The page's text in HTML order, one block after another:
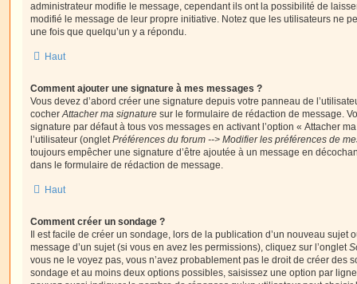
administrateur modifie le message, cependant ils ont la possibilité de
modifié le message de leur propre initiative. Notez que les utilisateurs ne
une fois que quelqu’un y a répondu.
Haut
Comment ajouter une signature à mes messages ?
Vous devez d’abord créer une signature depuis votre panneau de
cocherAttacher ma signature sur le formulaire de rédaction de message.
signature par défaut à tous vos messages en activant l’option « Attacher
l’utilisateur (ongletPréférences du forum --> Modifier les préférences de
toujours empêcher une signature d’être ajoutée à un message en
dans le formulaire de rédaction de message.
Haut
Comment créer un sondage ?
Il est facile de créer un sondage, lors de la publication d’un nouveau sujet
message d’un sujet (si vous en avez les permissions), cliquez sur l’onglet
vous ne le voyez pas, vous n’avez probablement pas le droit de créer des
sondage et au moins deux options possibles, saisissez une option par